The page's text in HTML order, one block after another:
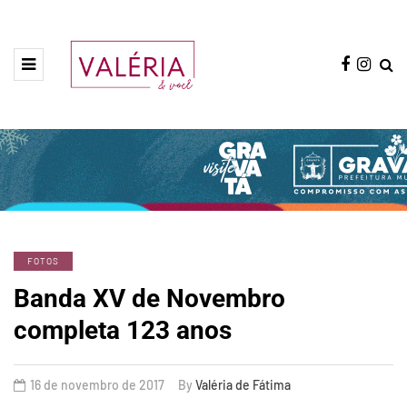
FOTOS
Banda XV de Novembro
completa 123 anos
16 de novembro de 2017 By Valéria de Fátima